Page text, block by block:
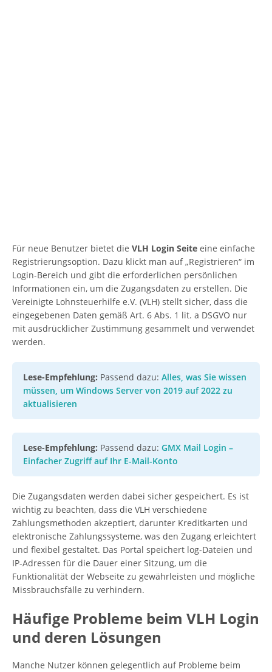
Für neue Benutzer bietet die VLH Login Seite eine einfache
Registrierungsoption. Dazu klickt man auf „Registrieren“ im
Login-Bereich und gibt die erforderlichen persönlichen
Informationen ein, um die Zugangsdaten zu erstellen. Die
Vereinigte Lohnsteuerhilfe e.V. (VLH) stellt sicher, dass die
eingegebenen Daten gemäß Art. 6 Abs. 1 lit. a DSGVO nur
mit ausdrücklicher Zustimmung gesammelt und verwendet
werden.
Lese-Empfehlung: Passend dazu: Alles, was Sie wissen
müssen, um Windows Server von 2019 auf 2022 zu
aktualisieren
Lese-Empfehlung: Passend dazu: GMX Mail Login –
Einfacher Zugriff auf Ihr E-Mail-Konto
Die Zugangsdaten werden dabei sicher gespeichert. Es ist
wichtig zu beachten, dass die VLH verschiedene
Zahlungsmethoden akzeptiert, darunter Kreditkarten und
elektronische Zahlungssysteme, was den Zugang erleichtert
und flexibel gestaltet. Das Portal speichert log-Dateien und
IP-Adressen für die Dauer einer Sitzung, um die
Funktionalität der Webseite zu gewährleisten und mögliche
Missbrauchsfälle zu verhindern.
Häufige Probleme beim VLH Login
und deren Lösungen
Manche Nutzer können gelegentlich auf Probleme beim